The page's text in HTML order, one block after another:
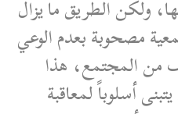
ولكن الطريق ما يزال
مصحوبة بعدم الوعي
من المجتمع، هذا
أسلوباً لمعاقبة